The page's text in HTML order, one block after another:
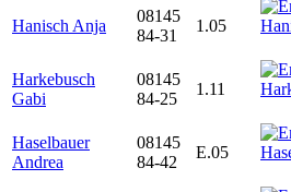
Hanisch Anja
08145
84-31
1.05
Harkebusch
Gabi
08145
84-25
1.11
Haselbauer
Andrea
08145
84-42
E.05